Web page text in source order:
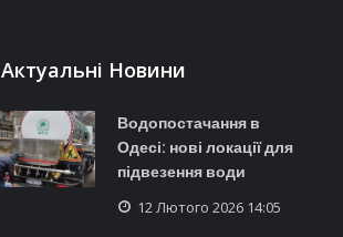
Актуальні Новини
Водопостачання в
Одесі: нові локації для
підвезення води
12 Лютого 2026 14:05